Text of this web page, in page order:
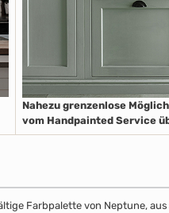
Nahezu grenzenlose
vom Handpainted Service
Farbpalette von Neptune,